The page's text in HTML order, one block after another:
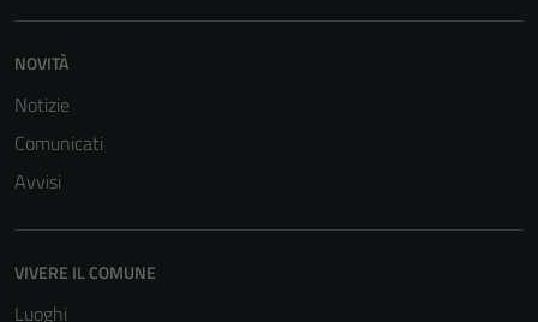
NOVITÀ
Notizie
Comunicati
Avvisi
VIVERE IL COMUNE
Luoghi